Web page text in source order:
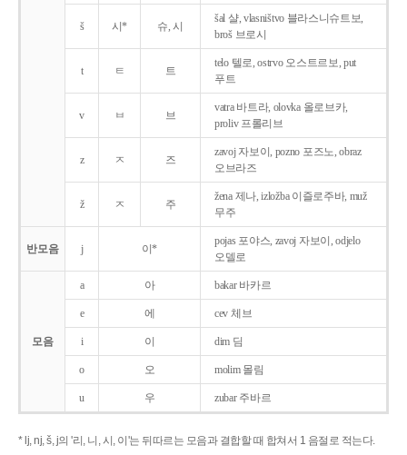
š 시* 슈, 시
šal 샬, vlasništvo 블라스니슈트보,
broš 브로시
t ㅌ 트
telo 텔로, ostrvo 오스트르보, put
푸트
v ㅂ 브
vatra 바트라, olovka 올로브카,
proliv 프롤리브
z ㅈ 즈
zavoj 자보이, pozno 포즈노, obraz
오브라즈
ž ㅈ 주
žena 제나, izložba 이즐로주바, muž
무주
반모음 j 이*
pojas 포야스, zavoj 자보이, odjelo
오델로
모음
a 아 bakar 바카르
e 에 cev 체브
i 이 dim 딤
o 오 molim 몰림
u 우 zubar 주바르
* lj, nj, š, j의 '리, 니, 시, 이'는 뒤따르는 모음과 결합할 때 합쳐서 1 음절로 적는다.